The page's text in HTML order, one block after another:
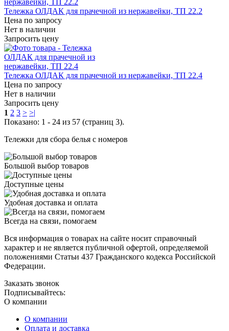
Тележка ОЛДАК для прачечной из нержавейки, ТП 22.2
Цена по запросу
Нет в наличии
Запросить цену
Тележка ОЛДАК для прачечной из нержавейки, ТП 22.4
Цена по запросу
Нет в наличии
Запросить цену
1 2 3 > >|
Показано: 1 - 24 из 57 (страниц 3).
Тележки для сбора белья с номеров
Большой выбор товаров
Доступные цены
Удобная доставка и оплата
Всегда на связи, помогаем
Вся информация о товарах на сайте носит справочный
характер и не является публичной офертой, определяемой
положениями Статьи 437 Гражданского кодекса Российской
Федерации.
Заказать звонок
Подписывайтесь:
О компании
О компании
Оплата и доставка